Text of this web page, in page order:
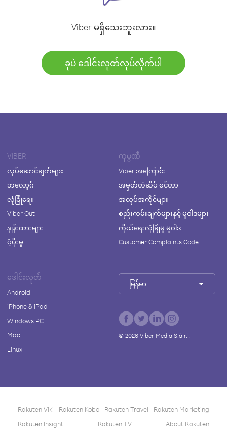
Viber မရှိသေးဘူးလား။
ခုပဲ ဒေါင်းလုတ်လုပ်လိုက်ပါ
VIBER
လုပ်ဆောင်ချက်များ
ဘလော့ဂ်
လုံခြုံရေး
Viber Out
နှုန်းထားများ
ပံ့ပိုးမှု
ကုမ္ပဏီ
Viber အကြောင်း
အမှတ်တံဆိပ် စင်တာ
အလုပ်အကိုင်များ
စည်းကမ်းချက်များနှင့် မူဝါဒများ
ကိုယ်ရေးလုံခြုံမှု မူဝါဒ
Customer Complaints Code
ဒေါင်းလုတ်
Android
iPhone & iPad
Windows PC
Mac
Linux
မြန်မာ
© 2026Viber Media S.à r.l.
Rakuten Viki Rakuten Kobo Rakuten Travel
Rakuten Marketing
Rakuten Insight
Rakuten TV About Rakuten